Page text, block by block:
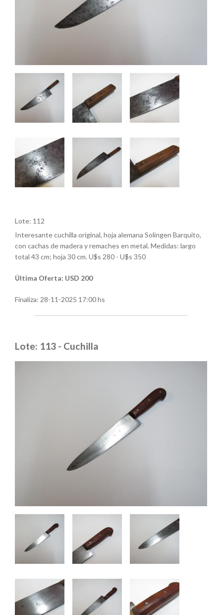
Lote: 112
Interesante cuchilla original, hoja alemana Solingen Barquito,
con cachas de madera y remaches en metal. Medidas: largo
total 43 cm; hoja 30 cm. U$s 280 - U$s 350
Última Oferta: USD 200
Finaliza: 28-11-2025 17:00 hs
Lote: 113 - Cuchilla